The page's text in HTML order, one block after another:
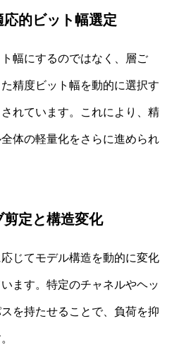
的ビット幅選定
幅にするのではなく、層ご
精度ビット幅を動的に選択す
れています。これにより、精
体の軽量化をさらに進められ
定と構造変化
じてモデル構造を動的に変化
ます。特定のチャネルやヘッ
を持たせることで、負荷を抑